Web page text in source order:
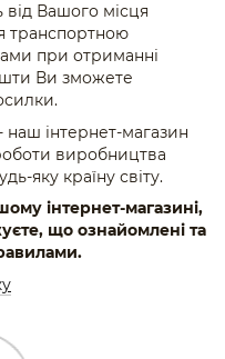
від Вашого місця
транспортною
при отриманні
Ви зможете
наш інтернет-магазин
виробництва
яку країну світу.
інтернет-магазині,
що ознайомлені та